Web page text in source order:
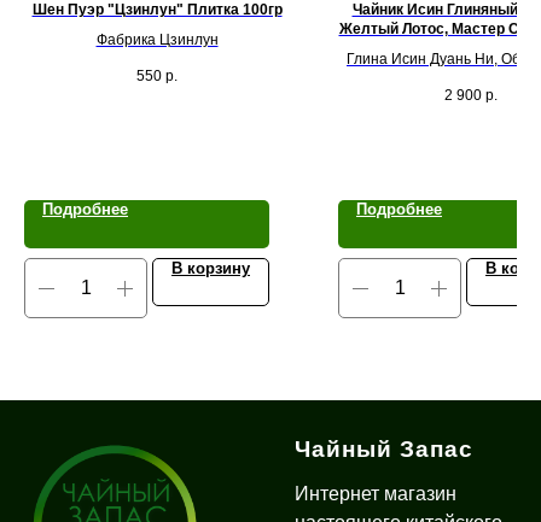
Шен Пуэр "Цзинлун" Плитка 100гр
Фабрика Цзинлун
550 р.
Подробнее
В корзину
Чайник Исин Глиняный
Желтый Лотос, Мастер Сюй
Глина Исин Дуань Ни,
2 900 р.
Подробнее
В
Чайный Запас
Интернет магазин